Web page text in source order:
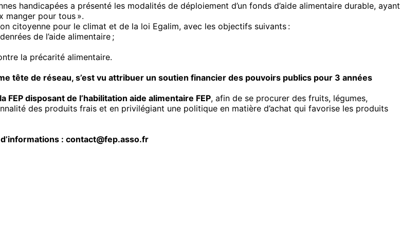
handicapées a présenté les modalités de déploiement d’un fonds d’aide alimentaire durable, ayant
manger pour tous ».
citoyenne pour le climat et de la loi Egalim, avec les objectifs suivants :
de l’aide alimentaire ;
la précarité alimentaire.
tête de réseau, s’est vu attribuer un soutien financier des pouvoirs publics pour 3 années
FEP disposant de l’habilitation aide alimentaire FEP, afin de se procurer des fruits, légumes,
des produits frais et en privilégiant une politique en matière d’achat qui favorise les produits
: contact@fep.asso.fr